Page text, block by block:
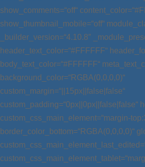
show_comments=“off“
show_thumbnail_mobile=“off“
_builder_version=“4.10.8″
header_text_color=“#FFFFFF“
body_text_color=“#FFFFFF“
background_color=“RGBA(0,0,0,0)“
custom_margin=“||15px||false|false“
custom_padding=“0px||0px||false|false“
custom_css_main_element=“margin-
border_color_bottom=“RGBA(0,0,0,0)“